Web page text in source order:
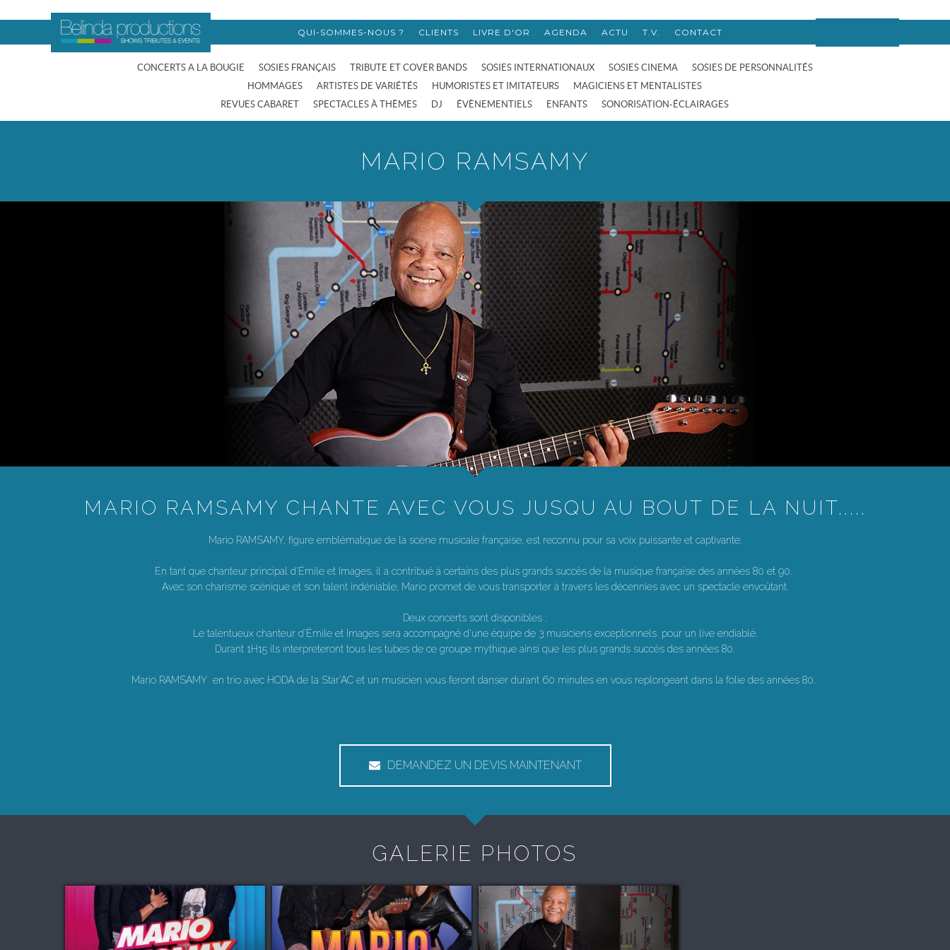
QUI-SOMMES-NOUS ? CLIENTS LIVRE D'OR AGENDA ACTU T.V. CONTACT
CONCERTS A LA BOUGIE SOSIES FRANÇAIS TRIBUTE ET COVER BANDS SOSIES INTERNATIONAUX SOSIES CINEMA
SOSIES DE PERSONNALITÉS
HOMMAGES
ARTISTES DE VARIÉTÉS HUMORISTES ET IMITATEURS
MAGICIENS ET MENTALISTES
REVUES CABARET
SPECTACLES À THÈMES DJ ÉVÈNEMENTIELS ENFANTS SONORISATION-ÉCLAIRAGES
MARIO RAMSAMY
MARIO RAMSAMY CHANTE AVEC VOUS JUSQU AU BOUT DE LA NUIT.....
Mario RAMSAMY, figure emblématique de la scène musicale française, est reconnu pour sa voix puissante et captivante.
En tant que chanteur principal d'Émile et Images, il a contribué à certains des plus grands succès de la musique française des années 80 et 90.
Avec son charisme scénique et son talent indéniable, Mario promet de vous transporter à travers les décennies avec un spectacle envoûtant.
Deux concerts sont disponibles :
Le talentueux chanteur d'Émile et Images sera accompagné d'une équipe de 3 musiciens exceptionnels. pour un live endiablé.
Durant 1H15 ils interpreteront tous les tubes de ce groupe mythique ainsi que les plus grands succés des années 80.
Mario RAMSAMY en trio avec HODA de la Star'AC et un musicien vous feront danser durant 60 minutes en vous replongeant dans la folie des années 80.
DEMANDEZ UN DEVIS MAINTENANT
GALERIE PHOTOS